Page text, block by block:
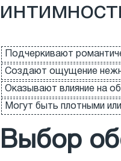
Подчеркивают
Создают ощущение
Оказывают влияние на
Могут быть плотными
Выбор